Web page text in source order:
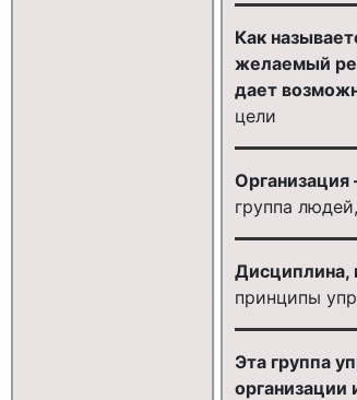
Как
желаемый
дает
цели
Организация
группа
Дисциплина,
принципы
Эта группа
организации